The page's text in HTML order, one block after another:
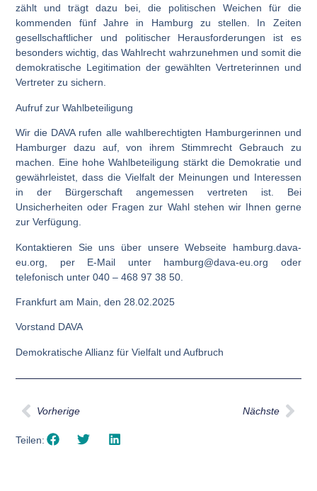
zählt und trägt dazu bei, die politischen Weichen für die
kommenden fünf Jahre in Hamburg zu stellen. In Zeiten
gesellschaftlicher und politischer Herausforderungen ist es
besonders wichtig, das Wahlrecht wahrzunehmen und somit die
demokratische Legitimation der gewählten Vertreterinnen und
Vertreter zu sichern.
Aufruf zur Wahlbeteiligung
Wir die DAVA rufen alle wahlberechtigten Hamburgerinnen und
Hamburger dazu auf, von ihrem Stimmrecht Gebrauch zu
machen. Eine hohe Wahlbeteiligung stärkt die Demokratie und
gewährleistet, dass die Vielfalt der Meinungen und Interessen
in der Bürgerschaft angemessen vertreten ist. Bei
Unsicherheiten oder Fragen zur Wahl stehen wir Ihnen gerne
zur Verfügung.
Kontaktieren Sie uns über unsere Webseite hamburg.dava-
eu.org , per E-Mail unter hamburg@dava-eu.org oder
telefonisch unter040 – 468 97 38 50
Frankfurt am Main, den 28.02.2025
Vorstand DAVA
Demokratische Allianz für Vielfalt und Aufbruch
Vorherige Nächste
Teilen: